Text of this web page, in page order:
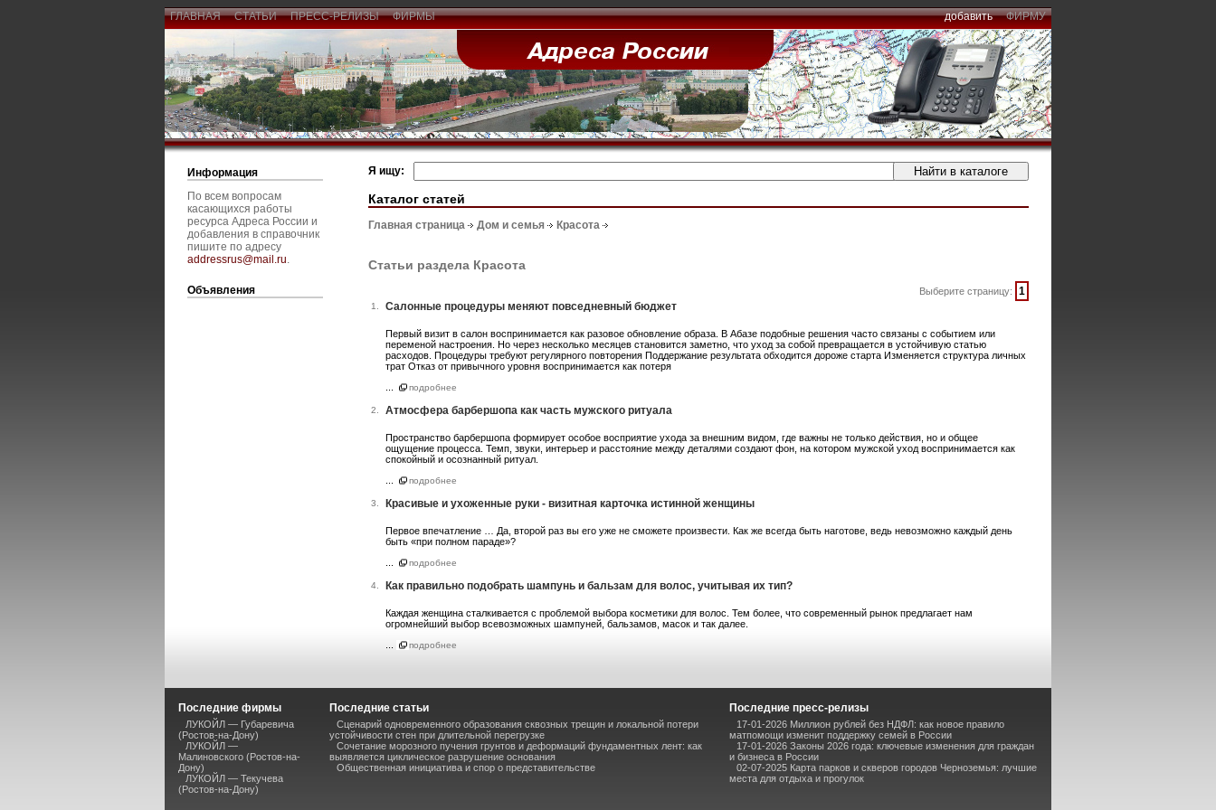
ГЛАВНАЯ СТАТЬИ ПРЕСС-РЕЛИЗЫ ФИРМЫ добавить ФИРМУ
Информация
По всем вопросам
касающихся работы
ресурса Адреса России и
добавления в справочник
пишите по адресу
addressrus@mail.ru.
Объявления
Я ищу:
Каталог статей
Главная страница Дом и семья Красота
Статьи раздела Красота
Выберите страницу: 1
1. Салонные процедуры меняют повседневный бюджет
Первый визит в салон воспринимается как разовое обновление образа. В Абазе подобные решения часто связаны с событием или
переменой настроения. Но через несколько месяцев становится заметно, что уход за собой превращается в устойчивую статью
расходов. Процедуры требуют регулярного повторения Поддержание результата обходится дороже старта Изменяется структура личных
трат Отказ от привычного уровня воспринимается как потеря
подробнее
2. Атмосфера барбершопа как часть мужского ритуала
Пространство барбершопа формирует особое восприятие ухода за внешним видом, где важны не только действия, но и общее
ощущение процесса. Темп, звуки, интерьер и расстояние между деталями создают фон, на котором мужской уход воспринимается как
спокойный и осознанный ритуал.
подробнее
3. Красивые и ухоженные руки - визитная карточка истинной женщины
Первое впечатление … Да, второй раз вы его уже не сможете произвести. Как же всегда быть наготове, ведь невозможно каждый день
быть «при полном параде»?
подробнее
4. Как правильно подобрать шампунь и бальзам для волос, учитывая их тип?
Каждая женщина сталкивается с проблемой выбора косметики для волос. Тем более, что современный рынок предлагает нам
огромнейший выбор всевозможных шампуней, бальзамов, масок и так далее.
подробнее
Последние фирмы
ЛУКОЙЛ — Губаревича
(Ростов-на-Дону)
ЛУКОЙЛ —
Малиновского (Ростов-на-
Дону)
ЛУКОЙЛ — Текучева
(Ростов-на-Дону)
Последние статьи
Сценарий одновременного образования сквозных трещин и локальной потери
устойчивости стен при длительной перегрузке
Сочетание морозного пучения грунтов и деформаций фундаментных лент: как
выявляется циклическое разрушение основания
Общественная инициатива и спор о представительстве
Последние пресс-релизы
17-01-2026 Миллион рублей без НДФЛ: как новое правило
матпомощи изменит поддержку семей в России
17-01-2026 Законы 2026 года: ключевые изменения для граждан
и бизнеса в России
02-07-2025 Карта парков и скверов городов Черноземья: лучшие
места для отдыха и прогулок